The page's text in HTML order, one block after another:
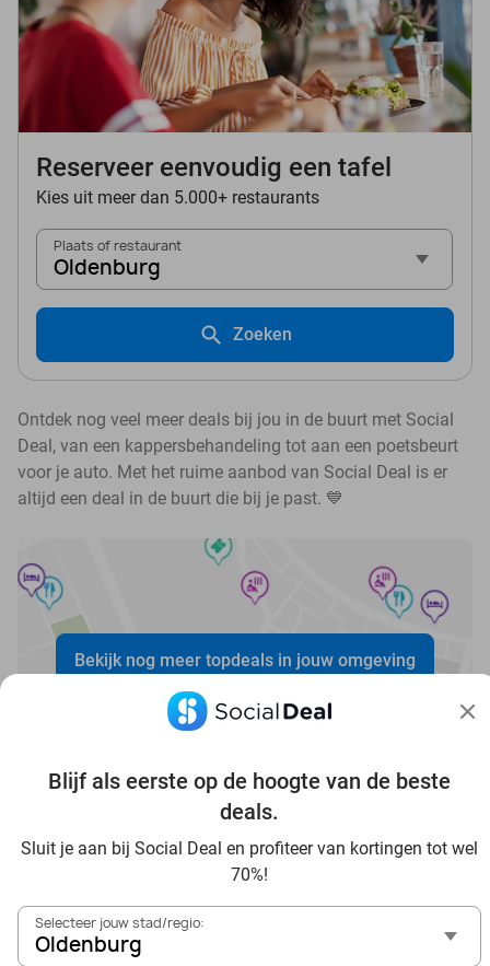
Blijf als eerste op de hoogte van de beste
deals.
Sluit je aan bij Social Deal en profiteer van kortingen tot wel
70%!
Selecteer jouw stad/regio:
Oldenburg
Reserveer eenvoudig een tafel
Kies uit meer dan 5.000+ restaurants
Plaats of restaurant
Oldenburg
Zoeken
Ontdek nog veel meer deals bij jou in de buurt met Social
Deal, van een kappersbehandeling tot aan een poetsbeurt
voor je auto. Met het ruime aanbod van Social Deal is er
altijd een deal in de buurt die bij je past. 💙
Bekijk nog meer topdeals in jouw omgeving
Voordelig genieten in Oldenburg: haal deal-inspiratie uit
In die Sauna in Oldenburg und Umgebung
Tagesausflug zum Movie Park Germany mit Rabatt, von
Oldenburg aus